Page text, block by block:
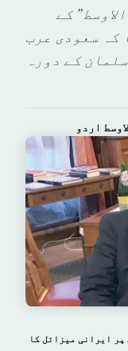
کے
کہ سعودی عرب
کے دورہ
اردو
پر ایرانی میزائل کا